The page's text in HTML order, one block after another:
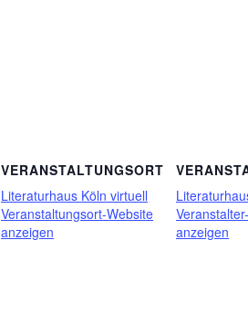
VERANSTALTUNGSORT
Literaturhaus Köln virtuell
Veranstaltungsort-Website
anzeigen
anzeigen